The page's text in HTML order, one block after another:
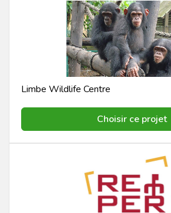
Limbe Wildlife Centre
Choisir ce projet